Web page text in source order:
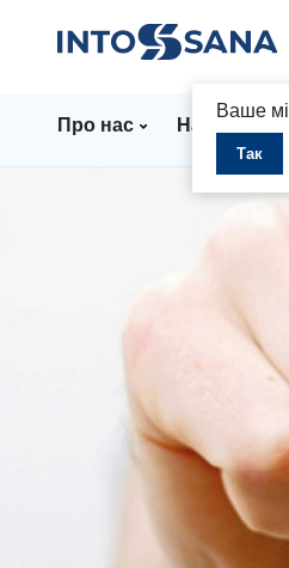
Ваше
Так
Про нас Напрямки